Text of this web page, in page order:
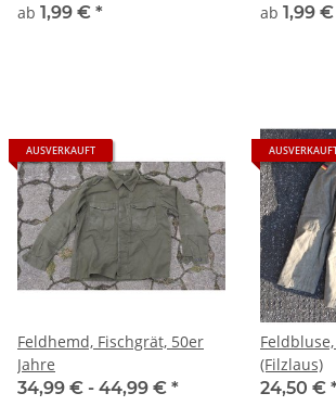
ab 1,99 € *
ab 1,99 €
AUSVERKAUFT
Feldhemd, Fischgrät, 50er
Jahre
34,99 € - 44,99 € *
(Filzlaus)
24,50 €